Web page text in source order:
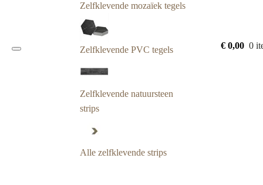
Zelfklevende mozaïek tegels
Zelfklevende PVC tegels
Zelfklevende natuursteen
strips
Alle zelfklevende strips
€ 0,00 0